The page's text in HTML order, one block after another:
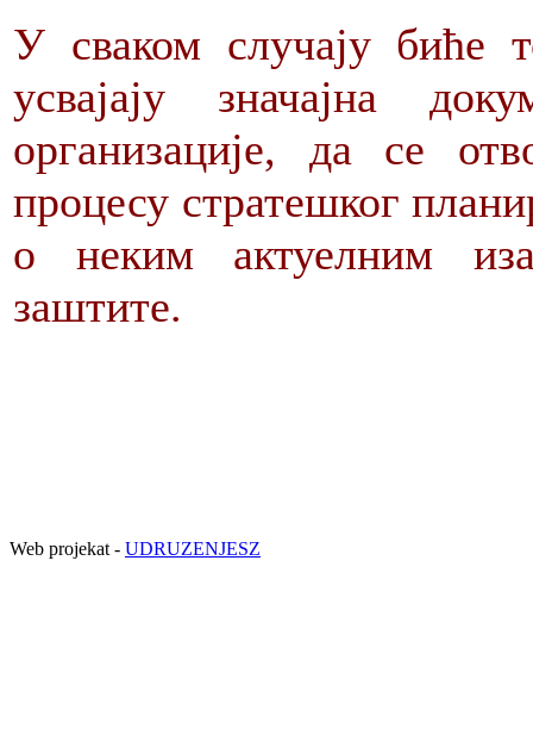
У сваком случају биће
усвајају значајна
организације, да се
процесу стратешког
о неким актуелним
заштите.
Web projekat - UDRUZENJESZ